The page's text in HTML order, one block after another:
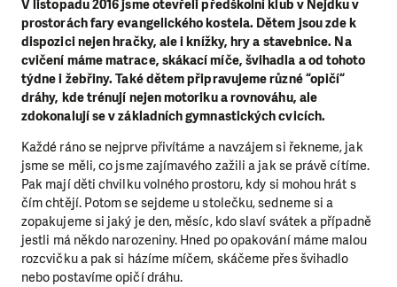
V listopadu 2016 jsme otevřeli předškolní klub v Nejdku v
prostorách fary evangelického kostela. Dětem jsou zde k
dispozici nejen hračky, ale i knížky, hry a stavebnice. Na
cvičení máme matrace, skákací míče, švihadla a od tohoto
týdne i žebřiny. Také dětem připravujeme různé “opičí“
dráhy, kde trénují nejen motoriku a rovnováhu, ale
zdokonalují se v základních gymnastických cvicích.
Každé ráno se nejprve přivítáme a navzájem si řekneme, jak
jsme se měli, co jsme zajímavého zažili a jak se právě cítíme.
Pak mají děti chvilku volného prostoru, kdy si mohou hrát s
čím chtějí. Potom se sejdeme u stolečku, sedneme si a
zopakujeme si jaký je den, měsíc, kdo slaví svátek a případně
jestli má někdo narozeniny. Hned po opakování máme malou
rozcvičku a pak si házíme míčem, skáčeme přes švihadlo
nebo postavíme opičí dráhu.